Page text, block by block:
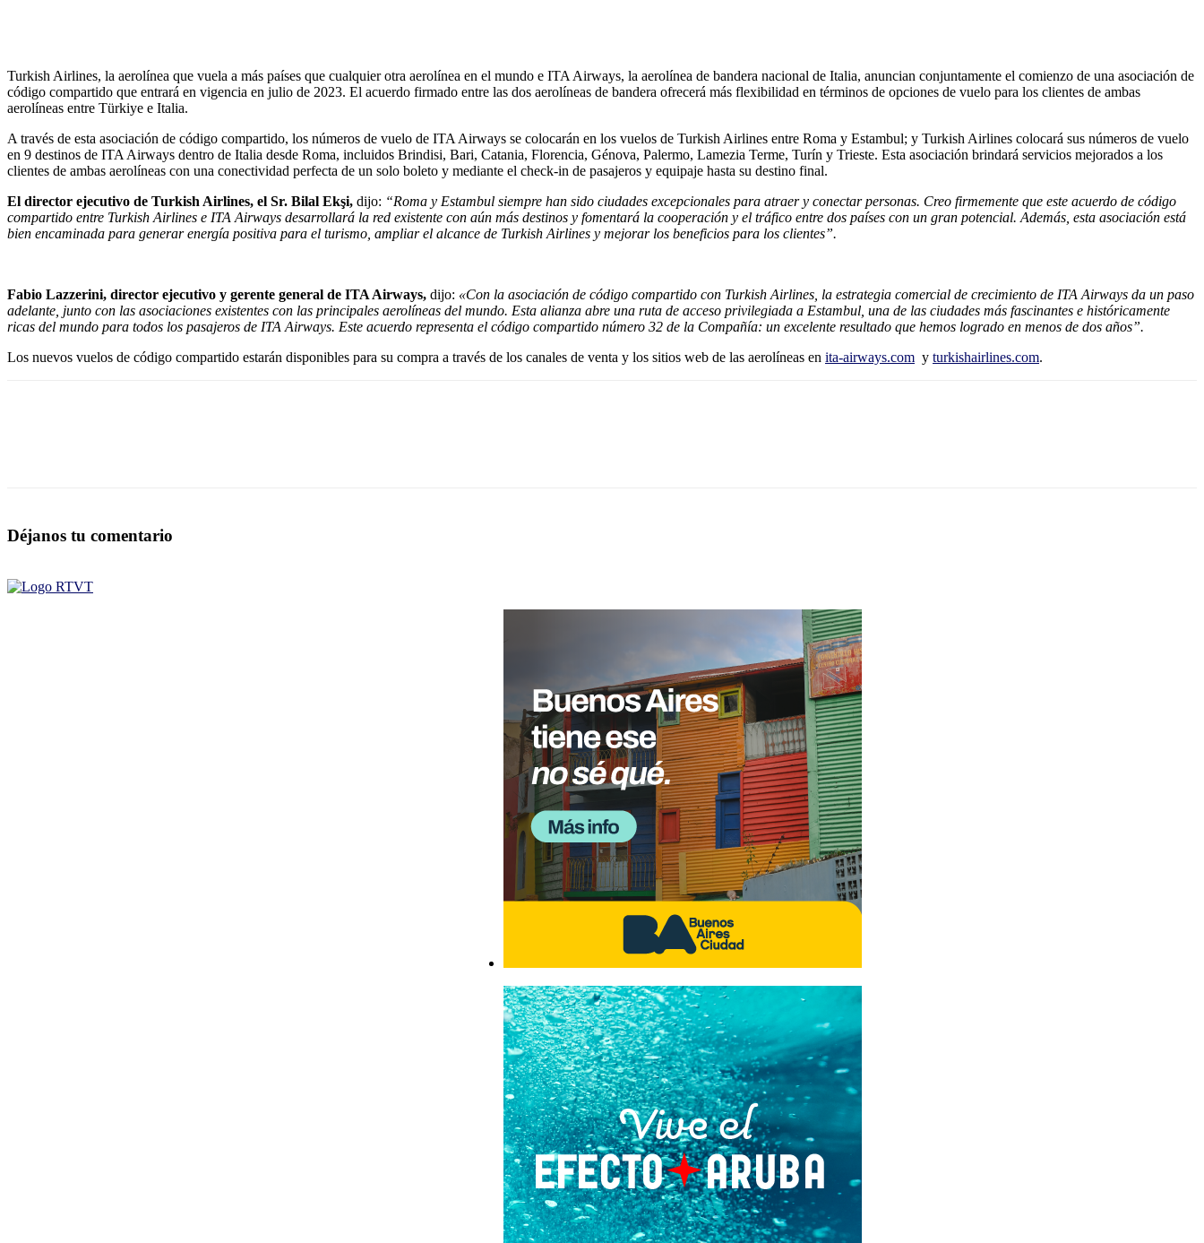
Turkish Airlines, la aerolínea que vuela a más países que cualquier otra aerolínea en el mundo e ITA Airways, la aerolínea de bandera nacional de Italia, anuncian conjuntamente el comienzo de una asociación de
código compartido que entrará en vigencia en julio de 2023. El acuerdo firmado entre las dos aerolíneas de bandera ofrecerá más flexibilidad en términos de opciones de vuelo para los clientes de ambas
aerolíneas entre Türkiye e Italia.
A través de esta asociación de código compartido, los números de vuelo de ITA Airways se colocarán en los vuelos de Turkish Airlines entre Roma y Estambul; y Turkish Airlines colocará sus números de vuelo
en 9 destinos de ITA Airways dentro de Italia desde Roma, incluidos Brindisi, Bari, Catania, Florencia, Génova, Palermo, Lamezia Terme, Turín y Trieste. Esta asociación brindará servicios mejorados a los
clientes de ambas aerolíneas con una conectividad perfecta de un solo boleto y mediante el check-in de pasajeros y equipaje hasta su destino final.
El director ejecutivo de Turkish Airlines, el Sr. Bilal Ekşi, dijo: “Roma y Estambul siempre han sido ciudades excepcionales para atraer y conectar personas. Creo firmemente que este acuerdo de código
compartido entre Turkish Airlines e ITA Airways desarrollará la red existente con aún más destinos y fomentará la cooperación y el tráfico entre dos países con un gran potencial. Además, esta asociación está
bien encaminada para generar energía positiva para el turismo, ampliar el alcance de Turkish Airlines y mejorar los beneficios para los clientes”.
Fabio Lazzerini, director ejecutivo y gerente general de ITA Airways, dijo: «Con la asociación de código compartido con Turkish Airlines, la estrategia comercial de crecimiento de ITA Airways da un paso
adelante, junto con las asociaciones existentes con las principales aerolíneas del mundo. Esta alianza abre una ruta de acceso privilegiada a Estambul, una de las ciudades más fascinantes e históricamente
ricas del mundo para todos los pasajeros de ITA Airways. Este acuerdo representa el código compartido número 32 de la Compañía: un excelente resultado que hemos logrado en menos de dos años”.
Los nuevos vuelos de código compartido estarán disponibles para su compra a través de los canales de venta y los sitios web de las aerolíneas en ita-airways.com y turkishairlines.com.
Déjanos tu comentario